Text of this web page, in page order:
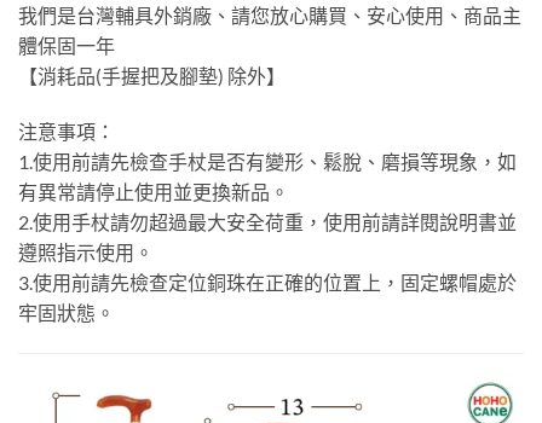
我們是台灣輔具外銷廠、請您放心購買、安心使用、商品主
體保固一年
【消耗品(手握把及腳墊) 除外】
注意事項：
1.使用前請先檢查手杖是否有變形、鬆脫、磨損等現象，如
有異常請停止使用並更換新品。
2.使用手杖請勿超過最大安全荷重，使用前請詳閱說明書並
遵照指示使用。
3.使用前請先檢查定位銅珠在正確的位置上，固定螺帽處於
牢固狀態。